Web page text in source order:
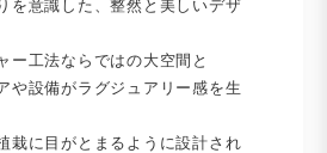
を意識した、整然と美しいデザ
ー工法ならではの大空間と
や設備がラグジュアリー感を生
栽に目がとまるように設計され